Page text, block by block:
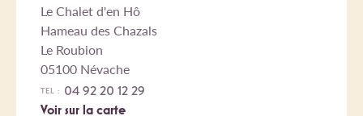
Le Chalet d'en Hô
Hameau des Chazals
Le Roubion
05100 Névache
TEL : 04 92 20 12 29
Voir sur la carte